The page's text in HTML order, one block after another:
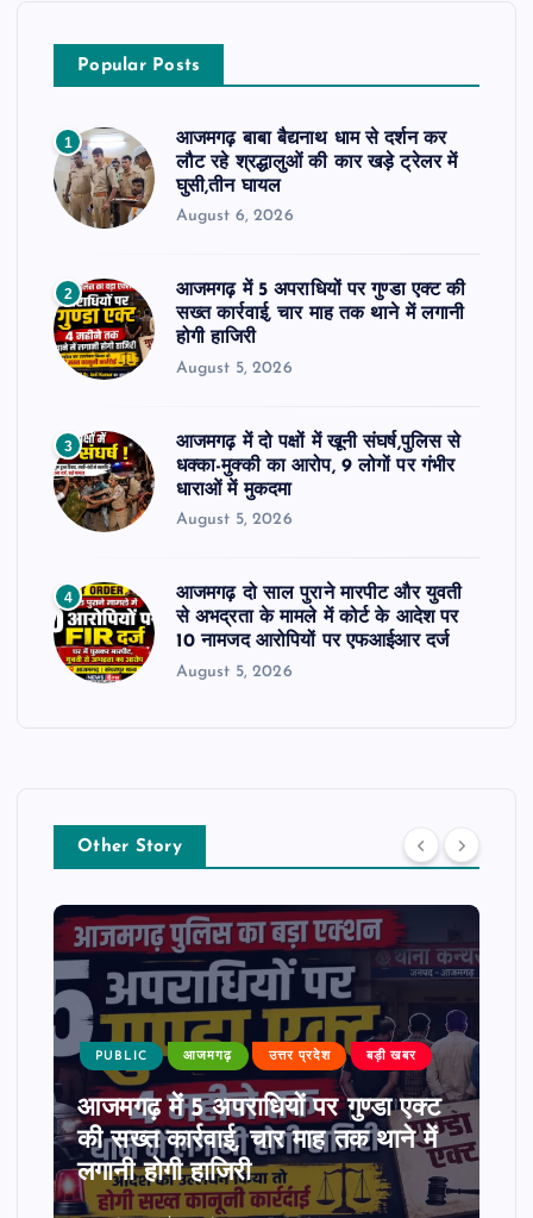
Popular Posts
1
आजमगढ़ बाबा बैद्यनाथ धाम से दर्शन कर
लौट रहे श्रद्धालुओं की कार खड़े ट्रेलर में
घुसी,तीन घायल
August 6, 2026
2
आजमगढ़ में 5 अपराधियों पर गुण्डा एक्ट की
सख्त कार्रवाई, चार माह तक थाने में लगानी
होगी हाजिरी
August 5, 2026
3
आजमगढ़ में दो पक्षों में खूनी संघर्ष,पुलिस से
धक्का-मुक्की का आरोप, 9 लोगों पर गंभीर
धाराओं में मुकदमा
August 5, 2026
4
आजमगढ़ दो साल पुराने मारपीट और युवती
से अभद्रता के मामले में कोर्ट के आदेश पर
10 नामजद आरोपियों पर एफआईआर दर्ज
August 5, 2026
Other Story
PUBLIC आजमगढ़ उत्तर प्रदेश बड़ी खबर
आजमगढ़ में 5 अपराधियों पर गुण्डा एक्ट
की सख्त कार्रवाई, चार माह तक थाने में
लगानी होगी हाजिरी